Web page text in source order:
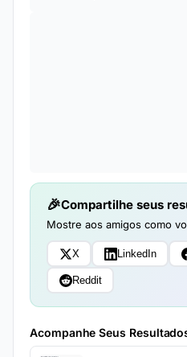
Compartilhe seus
Mostre aos amigos como
X LinkedIn
Reddit
Acompanhe Seus